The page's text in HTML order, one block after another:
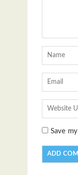
Save